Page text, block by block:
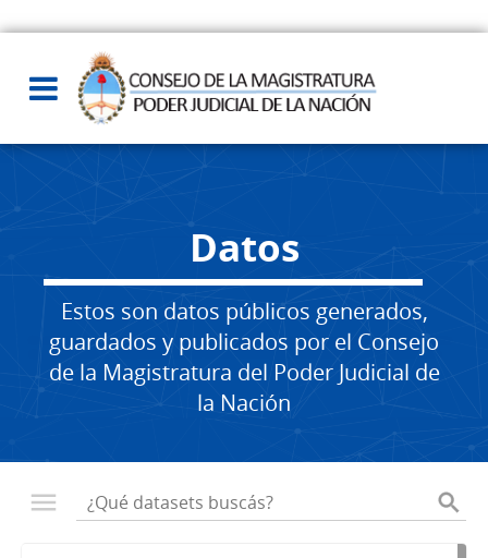
Datos
Estos son datos públicos generados,
guardados y publicados por el Consejo
de la Magistratura del Poder Judicial de
la Nación